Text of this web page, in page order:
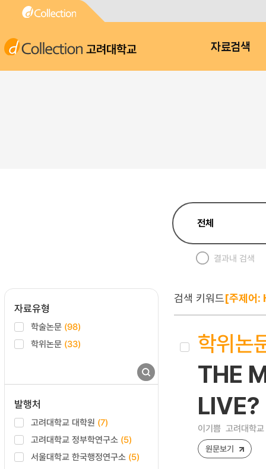
고려대학교 자료검색
결과내 검색
자료유형
학술논문 (98)
학위논문 (33)
발행처
고려대학교 대학원 (7)
고려대학교 정부학연구소 (5)
서울대학교 한국행정연구소 (5)
검색 키워드[주제어
학위논
THE
LIVE?
이기쁨 고려대학
원문보기